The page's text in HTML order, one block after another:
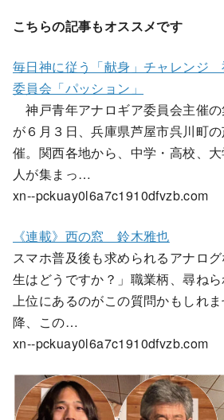
こちらの記事もオススメです
毎日神に従う「献身」チャレンジ
委員会「パッション」
神戸青年アナロギア委員会主催の
が６月３日、兵庫県芦屋市呉川町
催。関西各地から、中学・高校、
人が集まっ…
xn--pckuay0l6a7c1910dfvzb.com
《連載》西の窓 鈴木雅也
スマホ普及後も求められるアナロ
生はどうですか？」職業柄、尋ね
上位にあるのがこの質問かもしれ
降、この…
xn--pckuay0l6a7c1910dfvzb.com